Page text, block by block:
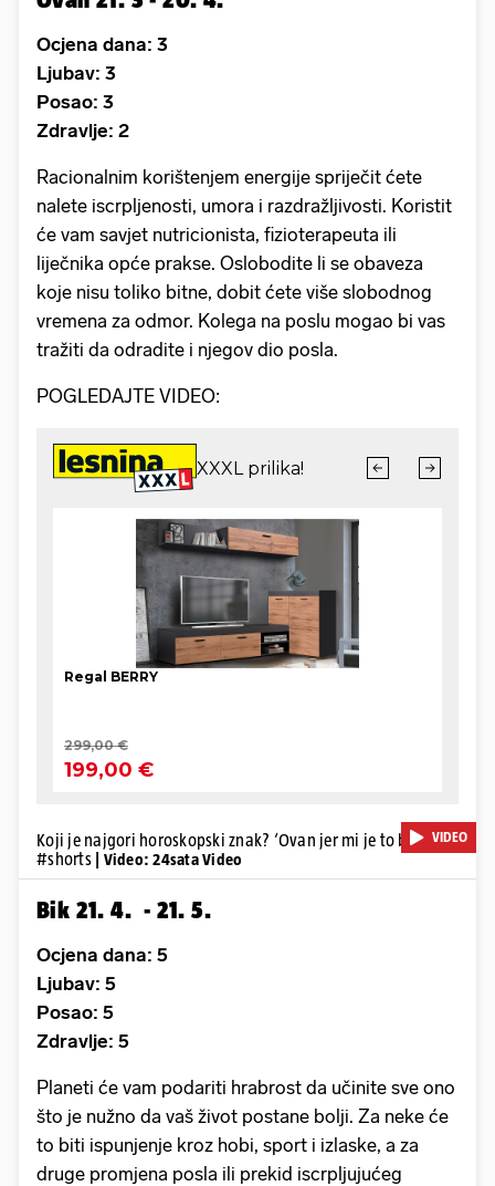
Ocjena dana: 3
Ljubav: 3
Posao: 3
Zdravlje: 2
Racionalnim korištenjem energije spriječit ćete
nalete iscrpljenosti, umora i razdražljivosti. Koristit
će vam savjet nutricionista, fizioterapeuta ili
liječnika opće prakse. Oslobodite li se obaveza
koje nisu toliko bitne, dobit ćete više slobodnog
vremena za odmor. Kolega na poslu mogao bi vas
tražiti da odradite i njegov dio posla.
POGLEDAJTE VIDEO:
VIDEO
Koji je najgori horoskopski znak? ‘Ovan jer mi je to bivši’
#shorts
| Video: 24sata Video
Bik 21. 4. - 21. 5.
Ocjena dana: 5
Ljubav: 5
Posao: 5
Zdravlje: 5
Planeti će vam podariti hrabrost da učinite sve ono
što je nužno da vaš život postane bolji. Za neke će
to biti ispunjenje kroz hobi, sport i izlaske, a za
druge promjena posla ili prekid iscrpljujućeg